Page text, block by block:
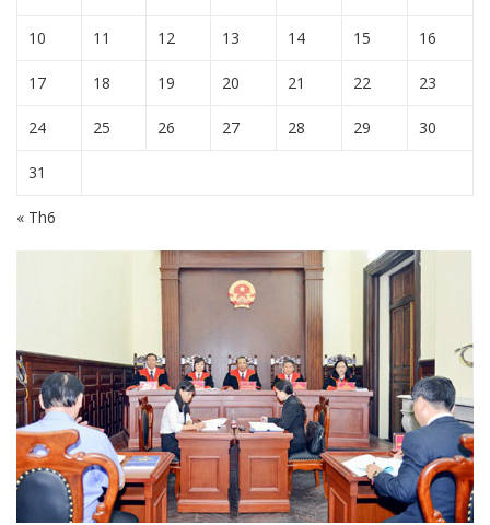
10 11 12 13 14 15 16
17 18 19 20 21 22 23
24 25 26 27 28 29 30
31
« Th6